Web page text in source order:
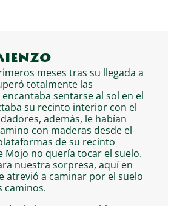
meses tras su llegada a
totalmente las
sentarse al sol en el
su recinto interior con el
además, le habían
con maderas desde el
de su recinto
Mojo no quería tocar el suelo.
nuestra sorpresa, aquí en
atrevió a caminar por el suelo
caminos.